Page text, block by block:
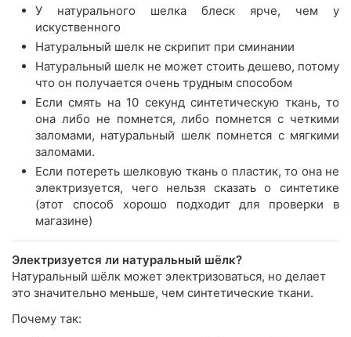
У натурального шелка блеск ярче, чем у
искуственного
Натуральный шелк не скрипит при сминании
Натуральный шелк не может стоить дешево, потому
что он получается очень трудным способом
Если смять на 10 секунд синтетическую ткань, то
она либо не помнется, либо помнется с четкими
заломами, натуральный шелк помнется с мягкими
заломами.
Если потереть шелковую ткань о пластик, то она не
электризуется, чего нельзя сказать о синтетике
(этот способ хорошо подходит для проверки в
магазине)
Электризуется ли натуральный шёлк?
Натуральный шёлк может электризоваться, но делает
это значительно меньше, чем синтетические ткани.
Почему так: